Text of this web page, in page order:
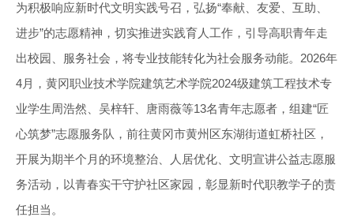
为积极响应新时代文明实践号召，弘扬“奉献、友爱、互助、
进步”的志愿精神，切实推进实践育人工作，引导高职青年走
出校园、服务社会，将专业技能转化为社会服务动能。2026年
4月，黄冈职业技术学院建筑艺术学院2024级建筑工程技术专
业学生周浩然、吴梓轩、唐雨薇等13名青年志愿者，组建“匠
心筑梦”志愿服务队，前往黄冈市黄州区东湖街道虹桥社区，
开展为期半个月的环境整治、人居优化、文明宣讲公益志愿服
务活动，以青春实干守护社区家园，彰显新时代职教学子的责
任担当。